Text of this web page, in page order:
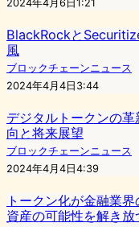
2024年4月6日1:21
BlackRockと
風
ブロックチェーンニュース
2024年4月4日3:44
デジタルトークンの
向と将来展望
ブロックチェーンニュース
2024年4月4日4:39
トークン化が金融業
資産の可能性を解き放